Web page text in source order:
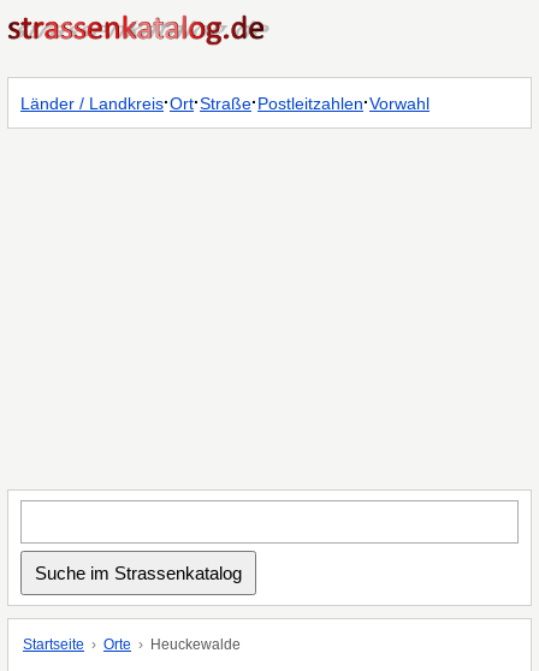
Länder / Landkreis·Ort·Straße·Postleitzahlen·Vorwahl
Startseite Orte Heuckewalde